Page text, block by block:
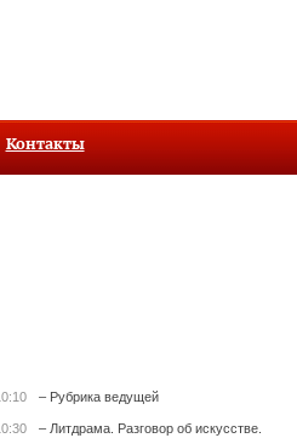
Контакты
– Рубрика ведущей
– Литдрама. Разговор об искусстве.